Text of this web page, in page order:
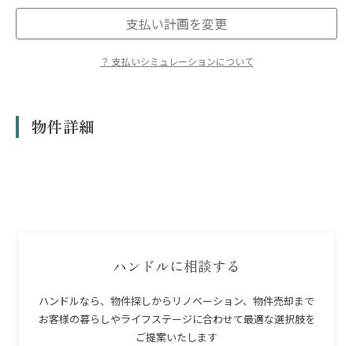
支払い計画を変更
？ 支払いシミュレーションについて
※物件の条件によってはローンが使えない場合があります。
※借入にあたっては金融機関による審査があり、お客様の収入、勤続年数、
※物件購入時には、仲介手数料、登記費用、火災保険料、ローン事務手数
※住宅ローン控除や各種給付金、不動産取得税等の減税措置については、個
別の条件により適用可否が異なります。詳細は担当者にご確認ください。
物件詳細
ハンドルに相談する
ハンドルなら、物件探しからリノベーション、物件売却まで
お客様の暮らしやライフステージに合わせて最適な選択肢を
ご提案いたします